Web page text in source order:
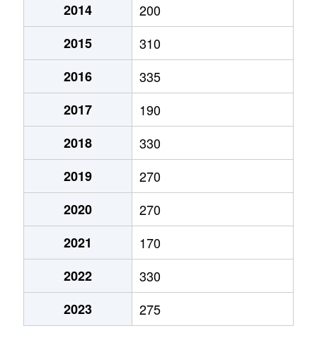
2014
200
2015
310
2016
335
2017
190
2018
330
2019
270
2020
270
2021
170
2022
330
2023
275